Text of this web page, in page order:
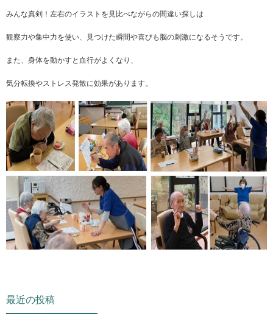
みんな真剣！左右のイラストを見比べながらの間違い探しは
観察力や集中力を使い、見つけた瞬間や喜びも脳の刺激になるそうです。
また、身体を動かすと血行がよくなり、
気分転換やストレス発散に効果があります。
最近の投稿